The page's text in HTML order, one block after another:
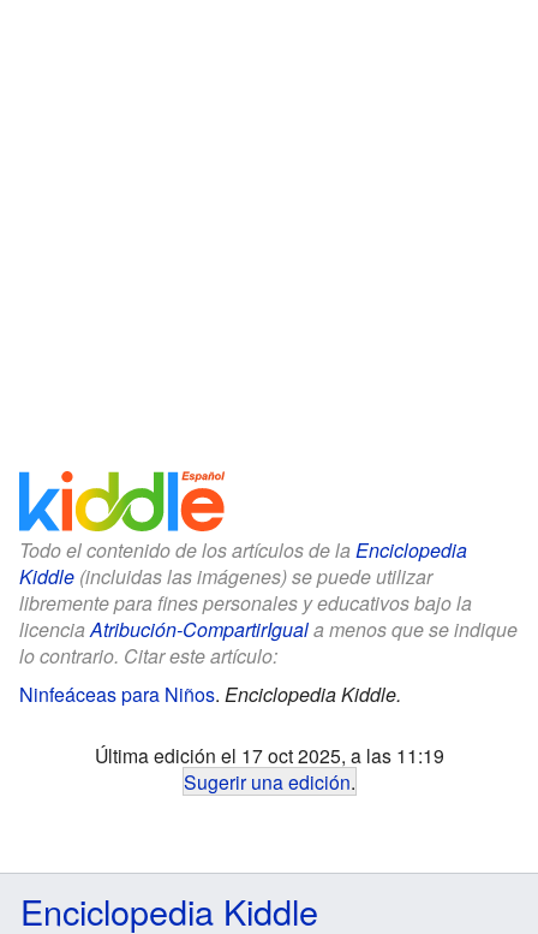
Todo el contenido de los artículos de la Enciclopedia
Kiddle (incluidas las imágenes) se puede utilizar
libremente para fines personales y educativos bajo la
licenciaAtribución-CompartirIguala menos que se indique
lo contrario. Citar este artículo:
Ninfeáceas para Niños. Enciclopedia Kiddle.
Última edición el 17 oct 2025, a las 11:19
Sugerir una edición.
Enciclopedia Kiddle